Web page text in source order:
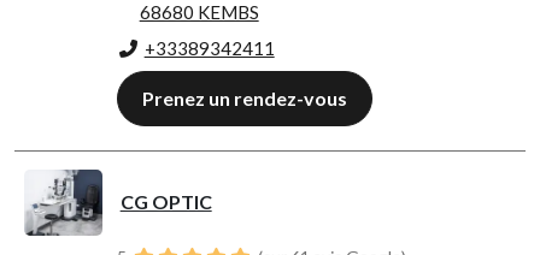
68680 KEMBS
+33389342411
Prenez un rendez-vous
CG OPTIC